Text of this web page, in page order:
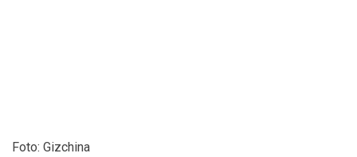
Foto: Gizchina